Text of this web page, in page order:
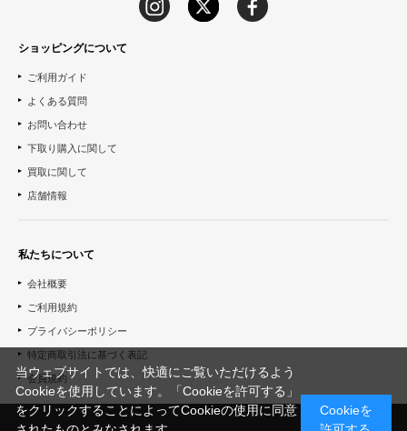
ショッピングについて
ご利用ガイド
よくある質問
お問い合わせ
下取り購入に関して
買取に関して
店舗情報
私たちについて
会社概要
ご利用規約
プライバシーポリシー
特定商取引法に基づく表記
会員規約
当ウェブサイトでは、快適にご覧いただけるよう
Cookieを使用しています。「Cookieを許可する」
をクリックすることによってCookieの使用に同意
Cookieを